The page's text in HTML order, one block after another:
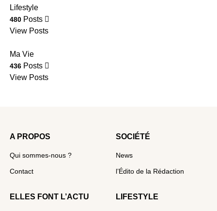
Lifestyle
480 Posts
View Posts
Ma Vie
436 Posts
View Posts
A PROPOS
Qui sommes-nous ?
Contact
SOCIÉTÉ
News
l’Édito de la Rédaction
ELLES FONT L’ACTU LIFESTYLE